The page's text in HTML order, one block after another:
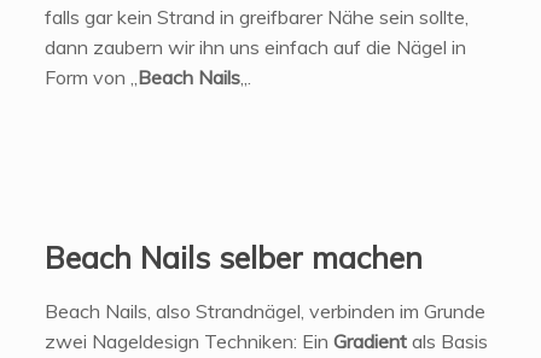
falls gar kein Strand in greifbarer Nähe sein sollte,
dann zaubern wir ihn uns einfach auf die Nägel in
Form von „Beach Nails„.
Beach Nails selber machen
Beach Nails, also Strandnägel, verbinden im Grunde
zwei Nageldesign Techniken: Ein Gradientals Basis